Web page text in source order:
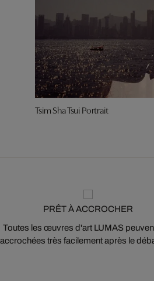
Tsim Sha Tsui Portrait
PRÊT À ACCROCHER
Toutes les œuvres d'art LUMAS
accrochées très facilement après le